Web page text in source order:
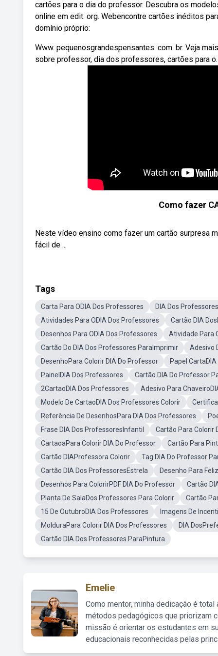
cartões para o dia do professor. Descubra os
online em edit. org. Webencontre cartões inéditos
domínio próprio:
Www. pequenosgrandespensantes. com. br. Veja
sobre professor, dia dos professores, cartões para o.
Como fazer
Neste vídeo ensino como fazer um cartão surpresa
fácil de ...
Tags
Carta Para ODIA Dos Professores
DIA Dos
Atividades Para ODIA Dos Professores
Cartão DIA
Desenhos Para ODIA Dos Professores
Atividade Para
Cartão Do DIA Dos Professores ParaImprimir
Adesivo
DesenhoPara Colorir DIA Do Professor
Papel
PainelDIA Dos Professores
Cartão DIA Do Professor
2CartaoDIA Dos Professores
Adesivo Para
Modelo De CartaoDIA Dos Professores Colorir
Referência De DesenhosPara DIA Dos Professores
Frase DIA Dos ProfessoresInfantil
Cartão Para Colorir
CartaoaPara Colorir DIA Do Professor
Cartão Para
Cartão DIAProfessora Colorir
Tag DIA Do Professor
Cartão DIA Dos ProfessoresEstrela
Desenho Para
Desenhos Para ColorirPDF DIA Do Professor
Cartão
Planta De SalaDos Professores Para Colorir
Cartão
15 De OutubroDIA Dos Professores
Imagens De
MolduraPara Colorir DIA Dos Professores
DIA
Cartão DIA Dos Professores ParaPintura
Emelie
Como mentor, minha dedicação é
métodos pedagógicos que priorizam
missão é orientar os estudantes em
educacionais reconhecidas pelas